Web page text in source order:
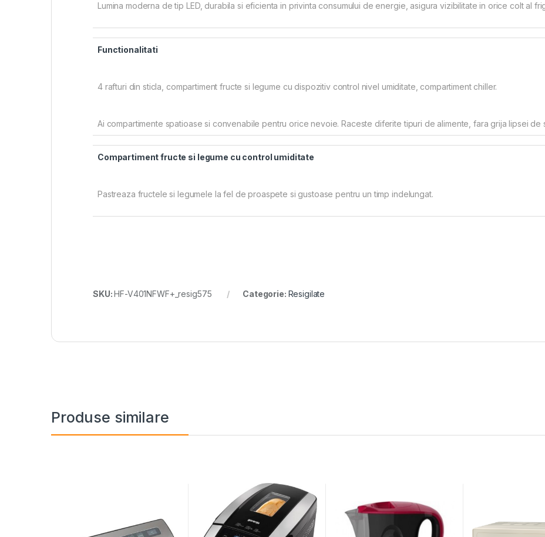
Lumina moderna de tip LED, durabila si eficienta in privinta consumului de energie, asigura vizibilitate in orice colt al
Functionalitati
4 rafturi din sticla, compartiment fructe si legume cu dispozitiv control nivel umiditate, compartiment chiller.
Ai compartimente spatioase si convenabile pentru orice nevoie. Raceste diferite tipuri de alimente, fara grija lipsei de
Compartiment fructe si legume cu control umiditate
Pastreaza fructele si legumele la fel de proaspete si gustoase pentru un timp indelungat.
SKU:HF-V401NFWF+_resig575 Categorie: Resigilate
Produse similare